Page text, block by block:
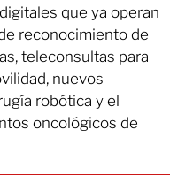
que ya operan
reconocimiento de
teleconsultas para
nuevos
robótica y el
oncológicos de